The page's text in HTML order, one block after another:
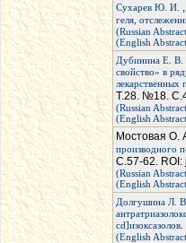
Сухарев Ю. И.
геля,
(Russian
(English
Дубинина Е. В.
свойство» в
лекарственных
Т.28. №18.
(Russian
(English
Мостовая О.
производного
С.57-62. ROI:
(Russian
(English
Долгушина Л. В.
cd]изоксазолов.
(English